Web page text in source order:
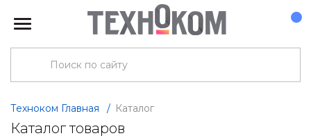
Техноком Главная / Каталог
Каталог товаров